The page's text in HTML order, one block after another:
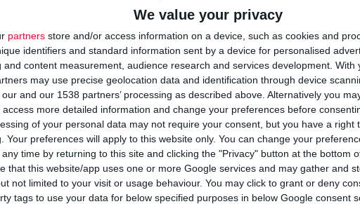
We value your privacy
partners store and/or access information on a device, such as cookies and
identifiers and standard information sent by a device for personalised
and content measurement, audience research and services development. With
may use precise geolocation data and identification through device
and our 1538 partners’ processing as described above. Alternatively you
more detailed information and change your preferences before
of your personal data may not require your consent, but you have a right
Your preferences will apply to this website only. You can change your
time by returning to this site and clicking the "Privacy" button at the bottom
that this website/app uses one or more Google services and may gather and
not limited to your visit or usage behaviour. You may click to grant or deny
tags to use your data for below specified purposes in below Google consent
επιτυχίας μας, αλλά την ίδια τη δύναμη που μας ωθεί προς τα
συμπεριληπτικό, έτοιμο για το μέλλον χώρο εργασίας για
ασφάλεια και επιτρέπει στους ανθρώπους να
δήλωσε οF. Bocchetti,Γενικός Διευθυντής & CEO